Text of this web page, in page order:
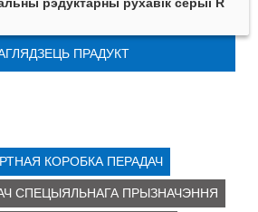
ПРАДУКТ
КОРОБКА ПЕРАДАЧ
СПЕЦЫЯЛЬНАГА ПРЫЗНАЧЭННЯ